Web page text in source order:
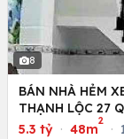
8
BÁN NHÀ HẺM
THẠNH LỘC 27
5.3 tỷ · 48m
2
·